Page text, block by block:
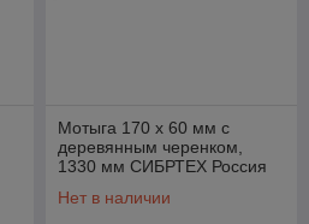
Мотыга 170 х 60 мм с
деревянным черенком,
1330 мм СИБРТЕХ Россия
Нет в наличии